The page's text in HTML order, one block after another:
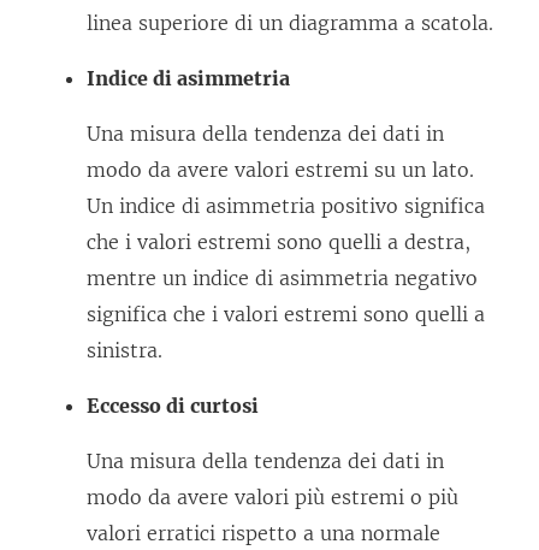
linea superiore di un diagramma a scatola.
Indice di asimmetria
Una misura della tendenza dei dati in
modo da avere valori estremi su un lato.
Un indice di asimmetria positivo significa
che i valori estremi sono quelli a destra,
mentre un indice di asimmetria negativo
significa che i valori estremi sono quelli a
sinistra.
Eccesso di curtosi
Una misura della tendenza dei dati in
modo da avere valori più estremi o più
valori erratici rispetto a una normale